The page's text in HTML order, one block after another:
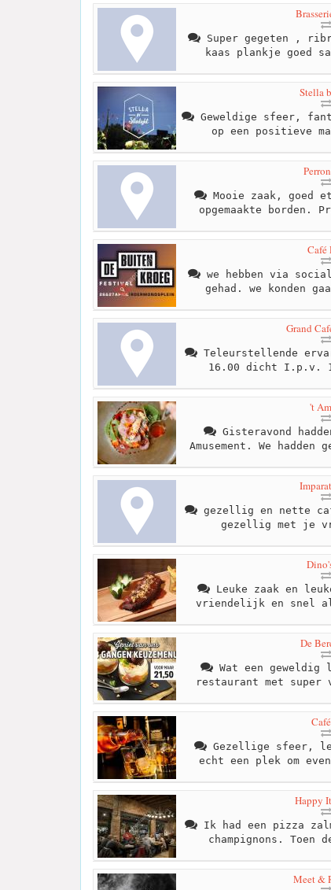
Super gegeten ,
kaas plankje goed
Stella
Geweldige sfeer,
op een positieve
Mooie zaak, goed
opgemaakte borden.
Café
we hebben via
gehad. we konden
Grand
Teleurstellende
16.00 dicht I.p.v.
't
Gisteravond
Amusement. We
gezellig en nette
gezellig met je
Leuke zaak en
vriendelijk en snel
De
Wat een
restaurant met
Gezellige sfeer,
echt een plek om
Happy
Ik had een pizza
champignons. Toen
Meet &